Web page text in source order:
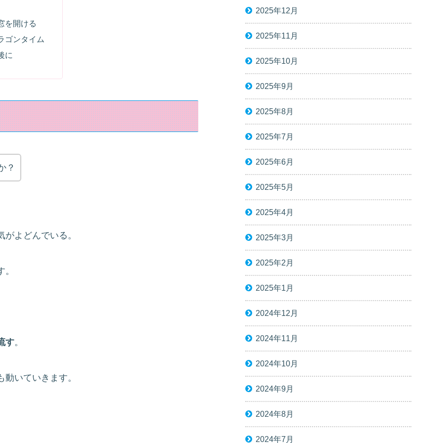
を開ける
ゴンタイム
に
？
よどんでいる。
す。
いていきます。
2025年12月
2025年11月
2025年10月
2025年9月
2025年8月
2025年7月
2025年6月
2025年5月
2025年4月
2025年3月
2025年2月
2025年1月
2024年12月
2024年11月
2024年10月
2024年9月
2024年8月
2024年7月